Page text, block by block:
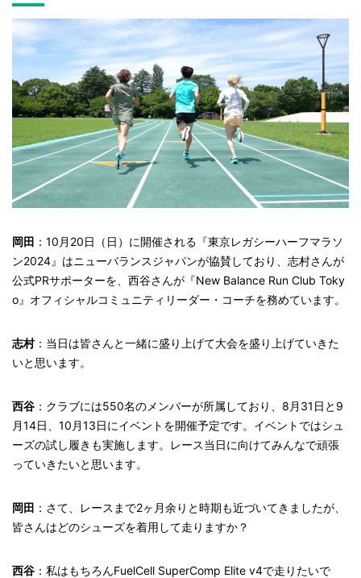
岡田 ：10月20日（日）に開催される『東京レガシーハーフマラソ
ン2024』はニューバランスジャパンが協賛しており、志村さんが
公式PRサポーターを、西谷さんが『New Balance Run Club Toky
o』オフィシャルコミュニティリーダー・コーチを務めています。
志村：当日は皆さんと一緒に盛り上げて大会を盛り上げていきた
いと思います。
西谷 ：クラブには550名のメンバーが所属しており、8月31日と9
月14日、10月13日にイベントを開催予定です。イベントではシュ
ーズの試し履きも実施します。レース当日に向けてみんなで頑張
っていきたいと思います。
岡田 ：さて、レースまで2ヶ月余りと時期も近づいてきましたが、
皆さんはどのシューズを着用して走りますか？
西谷 ：私はもちろんFuelCell SuperComp Elite v4で走りたいで